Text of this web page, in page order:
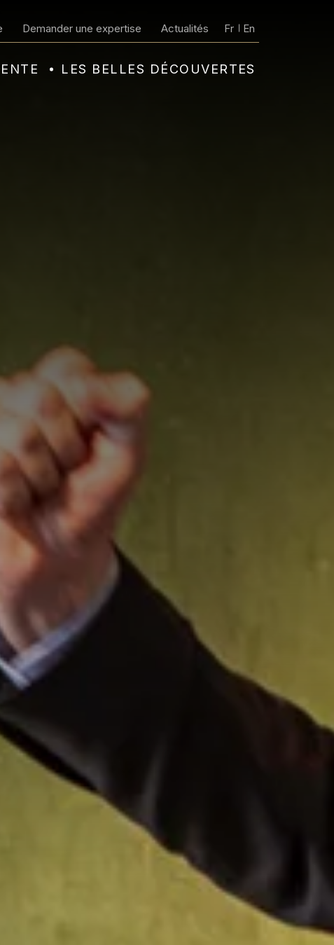
LES BELLES DÉCOUVERTES
Demander une expertise Actualités Fr En